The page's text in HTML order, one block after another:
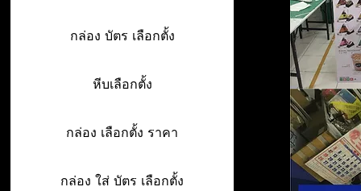
กล่อง บัตร เลือกตั้ง
หีบเลือกตั้ง
กล่อง เลือกตั้ง ราคา
กล่อง ใส่ บัตร เลือกตั้ง